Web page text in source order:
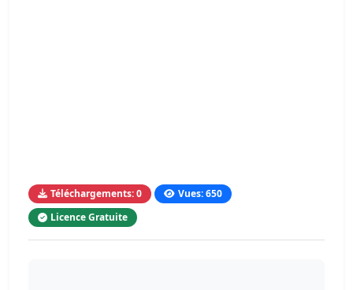
Téléchargements: 0
Vues: 650
Licence Gratuite